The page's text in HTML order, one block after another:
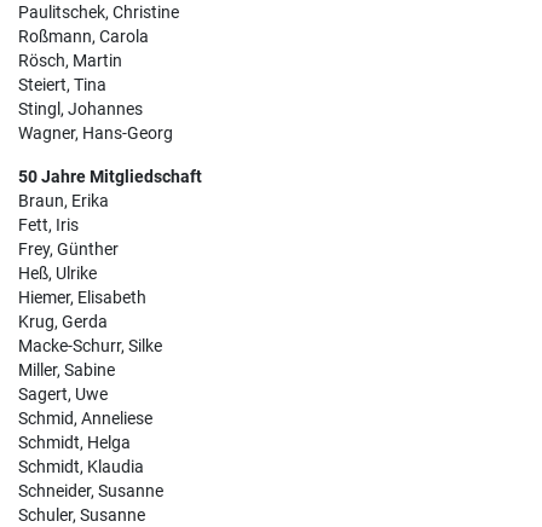
Paulitschek, Christine
Roßmann, Carola
Rösch, Martin
Steiert, Tina
Stingl, Johannes
Wagner, Hans-Georg
50 Jahre Mitgliedschaft
Braun, Erika
Fett, Iris
Frey, Günther
Heß, Ulrike
Hiemer, Elisabeth
Krug, Gerda
Macke-Schurr, Silke
Miller, Sabine
Sagert, Uwe
Schmid, Anneliese
Schmidt, Helga
Schmidt, Klaudia
Schneider, Susanne
Schuler, Susanne